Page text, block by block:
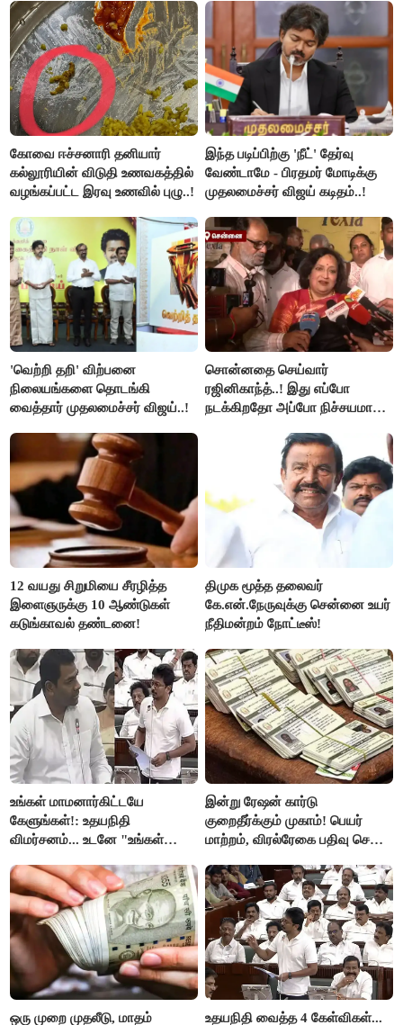
கோவை ஈச்சனாரி தனியார்
கல்லூரியின் விடுதி உணவகத்தில்
வழங்கப்பட்ட இரவு உணவில் புழு..!
இந்த படிப்பிற்கு 'நீட்' தேர்வு
வேண்டாமே - பிரதமர் மோடிக்கு
முதலமைச்சர் விஜய் கடிதம்..!
'வெற்றி தறி' விற்பனை
நிலையங்களை தொடங்கி
வைத்தார் முதலமைச்சர் விஜய்..!
சொன்னதை செய்வார்
ரஜினிகாந்த்..! இது எப்போ
நடக்கிறதோ அப்போ நிச்சயமாக
ரஜினிகாந்த்..!
12 வயது சிறுமியை சீரழித்த
இளைஞருக்கு 10 ஆண்டுகள்
கடுங்காவல் தண்டனை!
திமுக மூத்த தலைவர்
கே.என்.நேருவுக்கு சென்னை உயர்
நீதிமன்றம் நோட்டீஸ்!
உங்கள் மாமனார்கிட்டயே
கேளுங்கள்!: உதயநிதி
விமர்சனம்... உடனே "உங்கள்
ஆதவ் அர்ஜுனா பதிலடி!
இன்று ரேஷன் கார்டு
குறைதீர்க்கும் முகாம்! பெயர்
மாற்றம், விரல்ரேகை பதிவு செய்ய
ஒரு முறை முதலீடு, மாதம் உதயநிதி வைத்த 4 கேள்விகள்...